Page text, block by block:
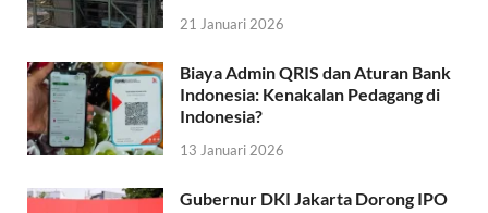
21 Januari 2026
Biaya Admin QRIS dan Aturan Bank
Indonesia: Kenakalan Pedagang di
Indonesia?
13 Januari 2026
Gubernur DKI Jakarta Dorong IPO